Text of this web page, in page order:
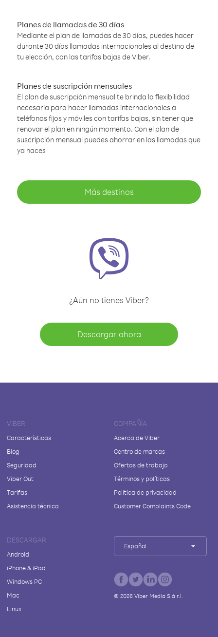
Planes de llamadas de 30 días
Mediante el plan de llamadas de 30 días, puedes hacer
durante 30 días llamadas internacionales al destino de
tu elección, con las tarifas bajas de Viber.
Planes de suscripción mensuales
El plan de suscripción mensual te brinda la flexibilidad
necesaria para hacer llamadas internacionales a
teléfonos fijos y móviles con tarifas bajas, sin tener que
renovar el plan en ningún momento. Con el plan de
suscripción mensual puedes ahorrar en las llamadas que
ya haces
Más destinos
¿Aún no tienes Viber?
Descargar ahora
VIBER
Características
Blog
Seguridad
Viber Out
Tarifas
Asistencia técnica
COMPAÑÍA
Acerca de Viber
Centro de marcas
Ofertas de trabajo
Términos y políticas
Política de privacidad
Customer Complaints Code
DESCARGAR
Android
iPhone & iPad
Windows PC
Mac
Linux
Español
© 2026Viber Media S.à r.l.